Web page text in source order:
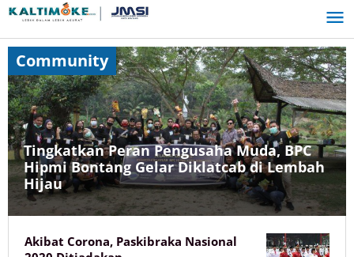
Skip
content
Tingkatkan Peran Pengusaha Muda, BPC
Hipmi Bontang Gelar Diklatcab di Lembah
Hijau
Community,
Community
Akibat Corona, Paskibraka Nasional